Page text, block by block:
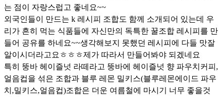
는 점이 자랑스럽고 좋네요~~
외국인들이 만드는 k 레시피 조합도 함께 소개되어 있는데 우
리가 흔히 먹는 식품들에 자신만의 독특한 꿀조합 레시피를 만
들어 공유를 하네요~~생각해보지 못했던 레시피에 다들 맛잘
알이시더라고요ㅎㅎㅎ제가 따라서 만들어봐야 되겠네요
특히 뚱바 헤이즐넛 라떼라고 뚱바에 헤이즐넛 향 파우치커피,
얼음컵을 섞은 조합과 블루 레몬 밀키스(블루레몬에이드 파우
치,밀키스,얼음컵)조합은 더운 여름철에 마시기 너무 좋을것